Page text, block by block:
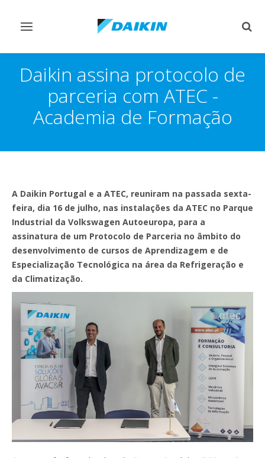
Comutar
Daikin assina protocolo de
parceria com ATEC -
Academia de Formação
A Daikin Portugal e a ATEC, reuniram na passada sexta-
feira, dia 16 de julho, nas instalações da ATEC no Parque
Industrial da Volkswagen Autoeuropa, para a
assinatura de um Protocolo de Parceria no âmbito do
desenvolvimento de cursos de Aprendizagem e de
Especialização Tecnológica na área da Refrigeração e
da Climatização.